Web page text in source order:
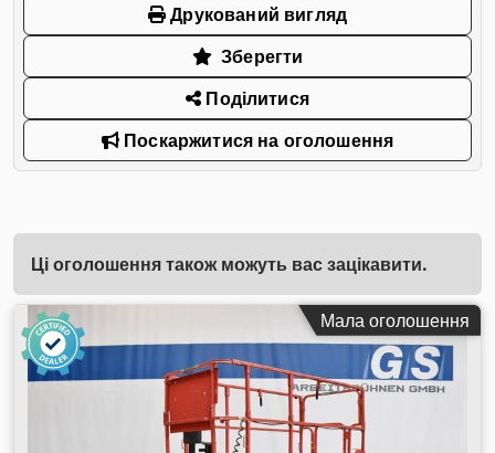
Друкований вигляд
Зберегти
Поділитися
Поскаржитися на оголошення
Ці оголошення також можуть вас зацікавити.
Мала оголошення